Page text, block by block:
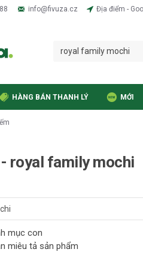
info@fivuza.cz Địa điểm -
HÀNG BÁN THANH LÝ MỚI
royal family mochi
mục con
miêu tả sản phẩm